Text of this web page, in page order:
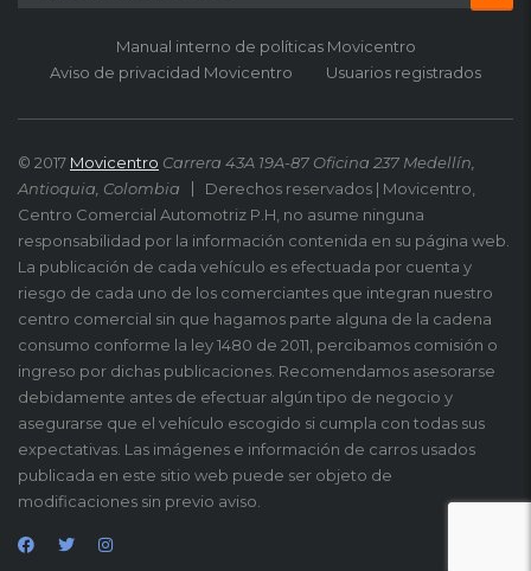
Manual interno de políticas Movicentro
Aviso de privacidad Movicentro
Usuarios registrados
© 2017 Movicentro Carrera 43A 19A-87 Oficina 237 Medellín,
Antioquia, Colombia
Derechos reservados | Movicentro,
Centro Comercial Automotriz P.H, no asume ninguna
responsabilidad por la información contenida en su página web.
La publicación de cada vehículo es efectuada por cuenta y
riesgo de cada uno de los comerciantes que integran nuestro
centro comercial sin que hagamos parte alguna de la cadena
consumo conforme la ley 1480 de 2011, percibamos comisión o
ingreso por dichas publicaciones. Recomendamos asesorarse
debidamente antes de efectuar algún tipo de negocio y
asegurarse que el vehículo escogido si cumpla con todas sus
expectativas. Las imágenes e información de carros usados
publicada en este sitio web puede ser objeto de
modificaciones sin previo aviso.